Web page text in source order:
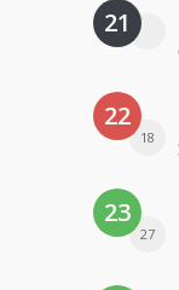
21
22
18
23
27